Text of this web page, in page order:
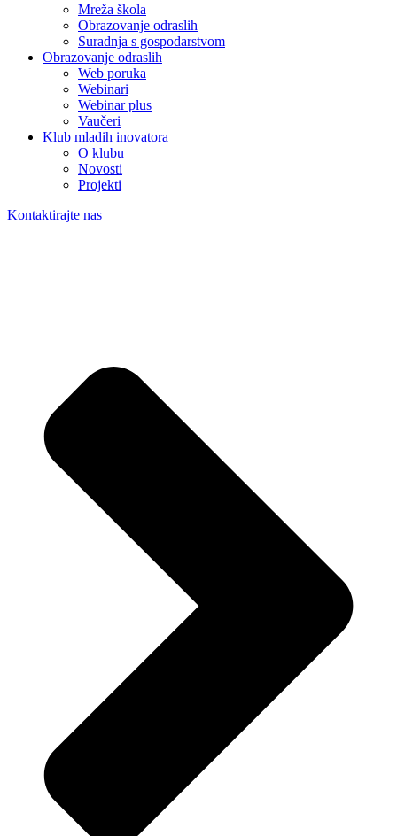
Mreža škola
Obrazovanje odraslih
Suradnja s gospodarstvom
Obrazovanje odraslih
Web poruka
Webinari
Webinar plus
Vaučeri
Klub mladih inovatora
O klubu
Novosti
Projekti
Kontaktirajte nas